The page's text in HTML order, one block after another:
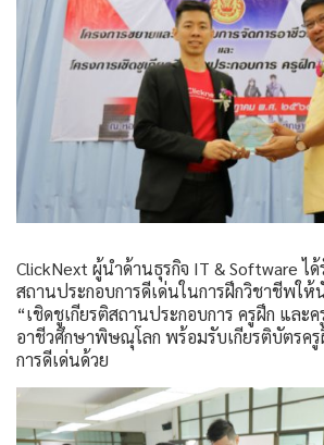
ClickNext ผู้นำด้านธุรกิจ IT & Software ไ
สถานประกอบการดีเด่นในการฝึกวิชาชีพให้
“เชิดชูเกียรติสถานประกอบการ ครูฝึก และ
อาชีวศึกษาพิษณุโลก พร้อมรับเกียรติบัตรค
การดีเด่นด้วย